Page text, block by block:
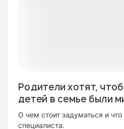
Родители хотят,
детей в семье были
О чем стоит задуматься и
специалиста.